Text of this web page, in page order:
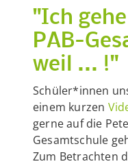
"Ich
PAB-
weil ... !"
Schüler*innen
einem kurzen
gerne auf die
Gesamtschule
Zum Betrachten